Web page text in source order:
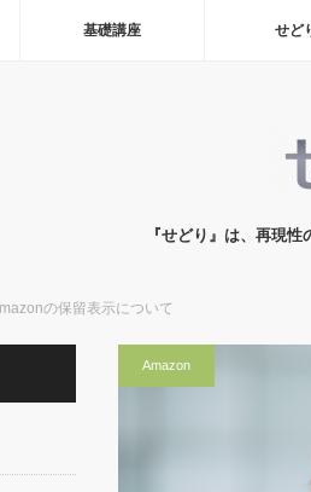
基礎講座 せど
『せどり』は、再現
の保留表示について
Amazon